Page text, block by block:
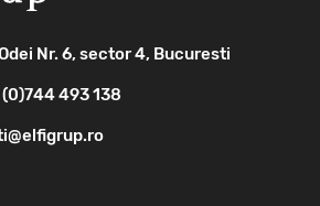
Nr. 6, sector 4, Bucuresti
493 138